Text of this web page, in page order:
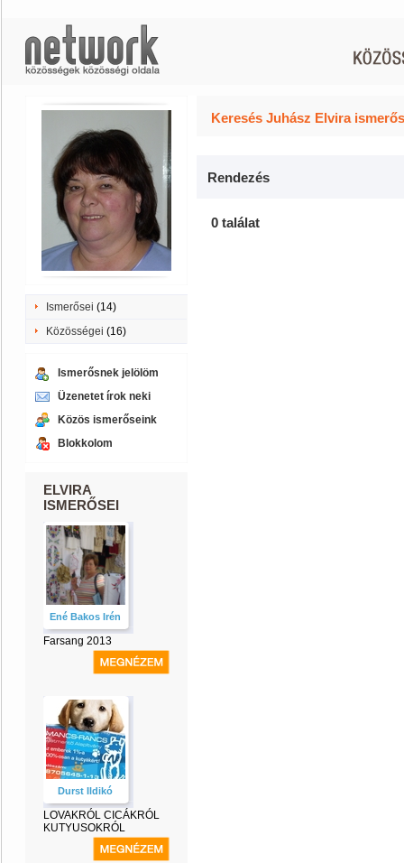
Ismerősei (14)
Közösségei (16)
Ismerősnek jelölöm
Üzenetet írok neki
Közös ismerőseink
Blokkolom
ELVIRA
ISMERŐSEI
Ené Bakos Irén
Farsang 2013
Durst Ildikó
LOVAKRÓL CICÁKRÓL
KUTYUSOKRÓL
Keresés Juhász Elvira
Rendezés
0 találat